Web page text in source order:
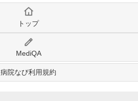
トップ
MediQA
病院なび利用規約